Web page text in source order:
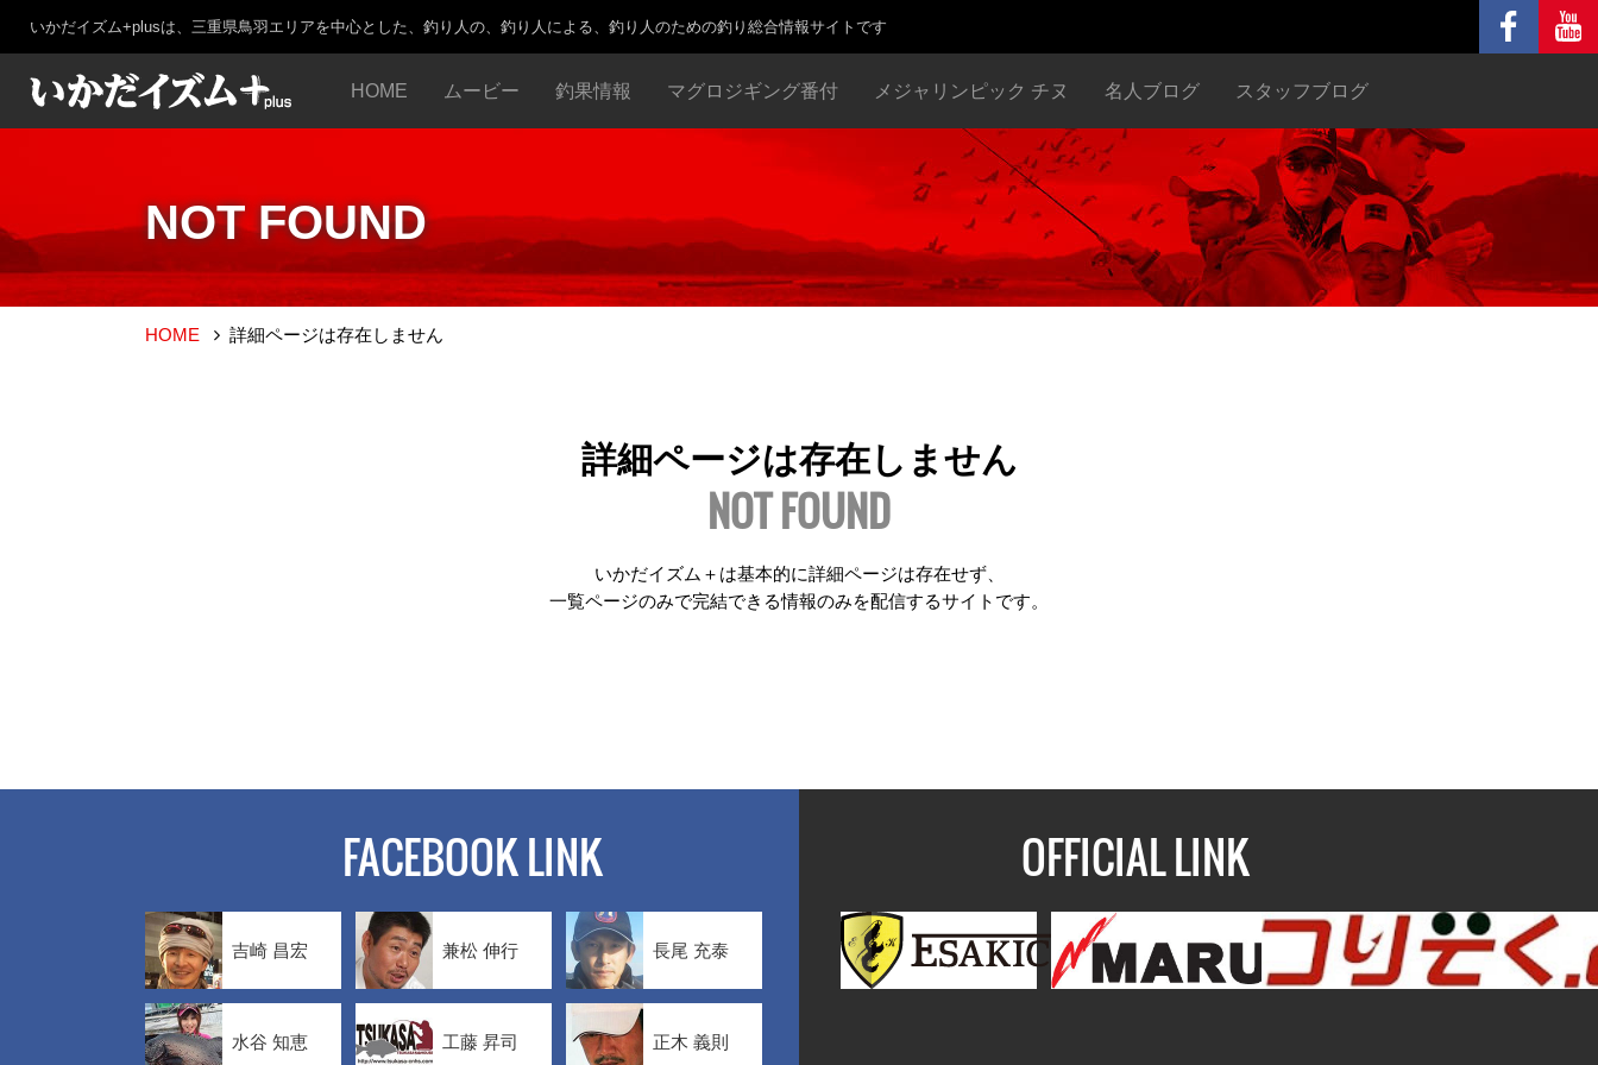
いかだイズム+plusは、三重県鳥羽エリアを中心とした、釣り人の、釣り人による、釣り人のための釣り総合情報サイトです
HOME ムービー 釣果情報 マグロジギング番付 メジャリンピック チヌ 名人ブログ スタッフブログ
NOT FOUND
HOME 詳細ページは存在しません
詳細ページは存在しません
NOT FOUND
いかだイズム＋は基本的に詳細ページは存在せず、
一覧ページのみで完結できる情報のみを配信するサイトです。
FACEBOOK LINK
吉崎 昌宏 兼松 伸行 長尾 充泰
水谷 知恵 工藤 昇司 正木 義則
OFFICIAL LINK